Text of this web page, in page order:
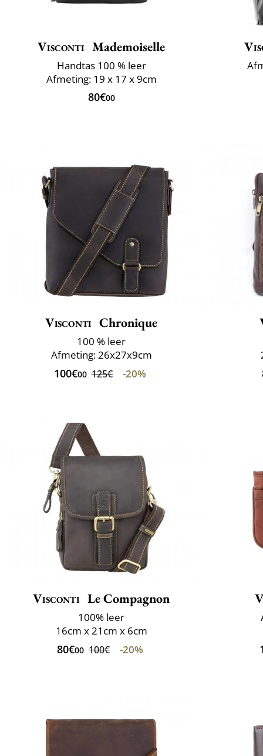
Visconti Mademoiselle
Handtas 100 % leer
Afmeting: 19 x 17 x 9cm
80€00
Visconti Chronique
100 % leer
Afmeting: 26x27x9cm
100€00 125€ -20%
Visconti Le Compagnon
100% leer
16cm x 21cm x 6cm
80€00 100€ -20%